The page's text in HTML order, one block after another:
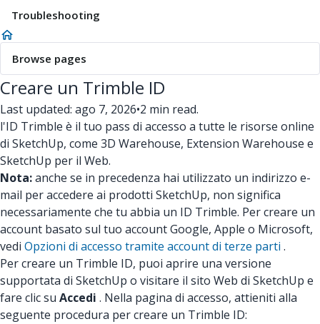
Troubleshooting
Browse pages
Creare un Trimble ID
Last updated: ago 7, 2026•2 min read.
l'ID Trimble è il tuo pass di accesso a tutte le risorse online
di SketchUp, come 3D Warehouse, Extension Warehouse e
SketchUp per il Web.
Nota:anche se in precedenza hai utilizzato un indirizzo e-
mail per accedere ai prodotti SketchUp, non significa
necessariamente che tu abbia un ID Trimble. Per creare un
account basato sul tuo account Google, Apple o Microsoft,
vedi Opzioni di accesso tramite account di terze parti .
Per creare un Trimble ID, puoi aprire una versione
supportata di SketchUp o visitare il sito Web di SketchUp e
fare clic su Accedi . Nella pagina di accesso, attieniti alla
seguente procedura per creare un Trimble ID: